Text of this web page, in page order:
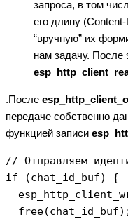
запроса, в том
его длину
“вручную” их
нам задачу. После
.После
передаче собственно
функцией записи
// Отправляем
if (chat_id_buf) {